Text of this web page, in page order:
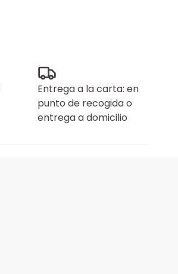
Entrega a la carta: en
punto de recogida o
entrega a domicilio